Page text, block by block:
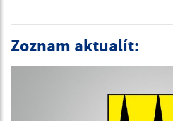
Zoznam aktualít: